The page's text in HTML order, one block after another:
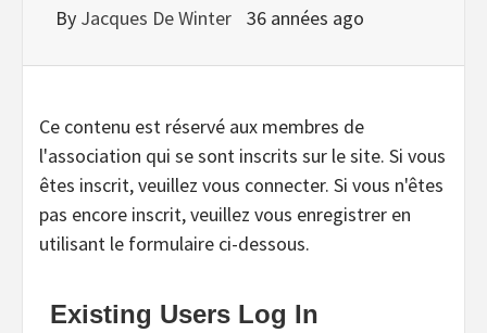
By Jacques De Winter 36 années ago
Ce contenu est réservé aux membres de
l'association qui se sont inscrits sur le site. Si vous
êtes inscrit, veuillez vous connecter. Si vous n'êtes
pas encore inscrit, veuillez vous enregistrer en
utilisant le formulaire ci-dessous.
Existing Users Log In